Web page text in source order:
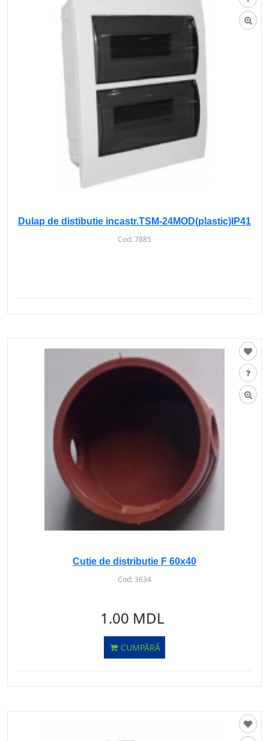
Dulap de distibutie incastr.TSM-24MOD(plastic)IP41
Cod:7885
Cutie de distributie F 60x40
Cod:3634
1.00 MDL
CUMPĂRĂ